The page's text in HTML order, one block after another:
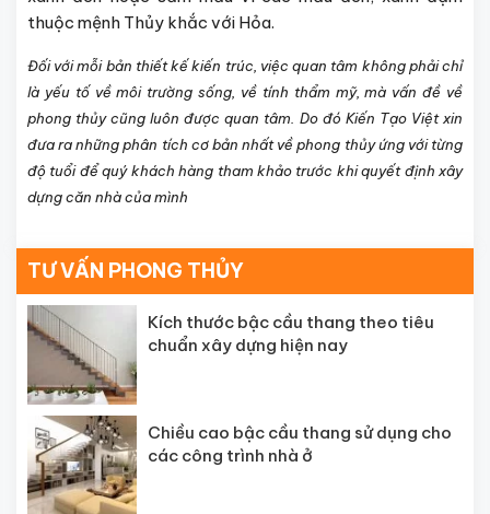
thuộc mệnh Thủy khắc với Hỏa.
Đối với mỗi bản thiết kế kiến trúc, việc quan tâm không phải chỉ
là yếu tố về môi trường sống, về tính thẩm mỹ, mà vấn đề về
phong thủy cũng luôn được quan tâm. Do đó Kiến Tạo Việt xin
đưa ra những phân tích cơ bản nhất về phong thủy ứng với từng
độ tuổi để quý khách hàng tham khảo trước khi quyết định xây
dựng căn nhà của mình
TƯ VẤN PHONG THỦY
Kích thước bậc cầu thang theo tiêu
chuẩn xây dựng hiện nay
Chiều cao bậc cầu thang sử dụng cho
các công trình nhà ở